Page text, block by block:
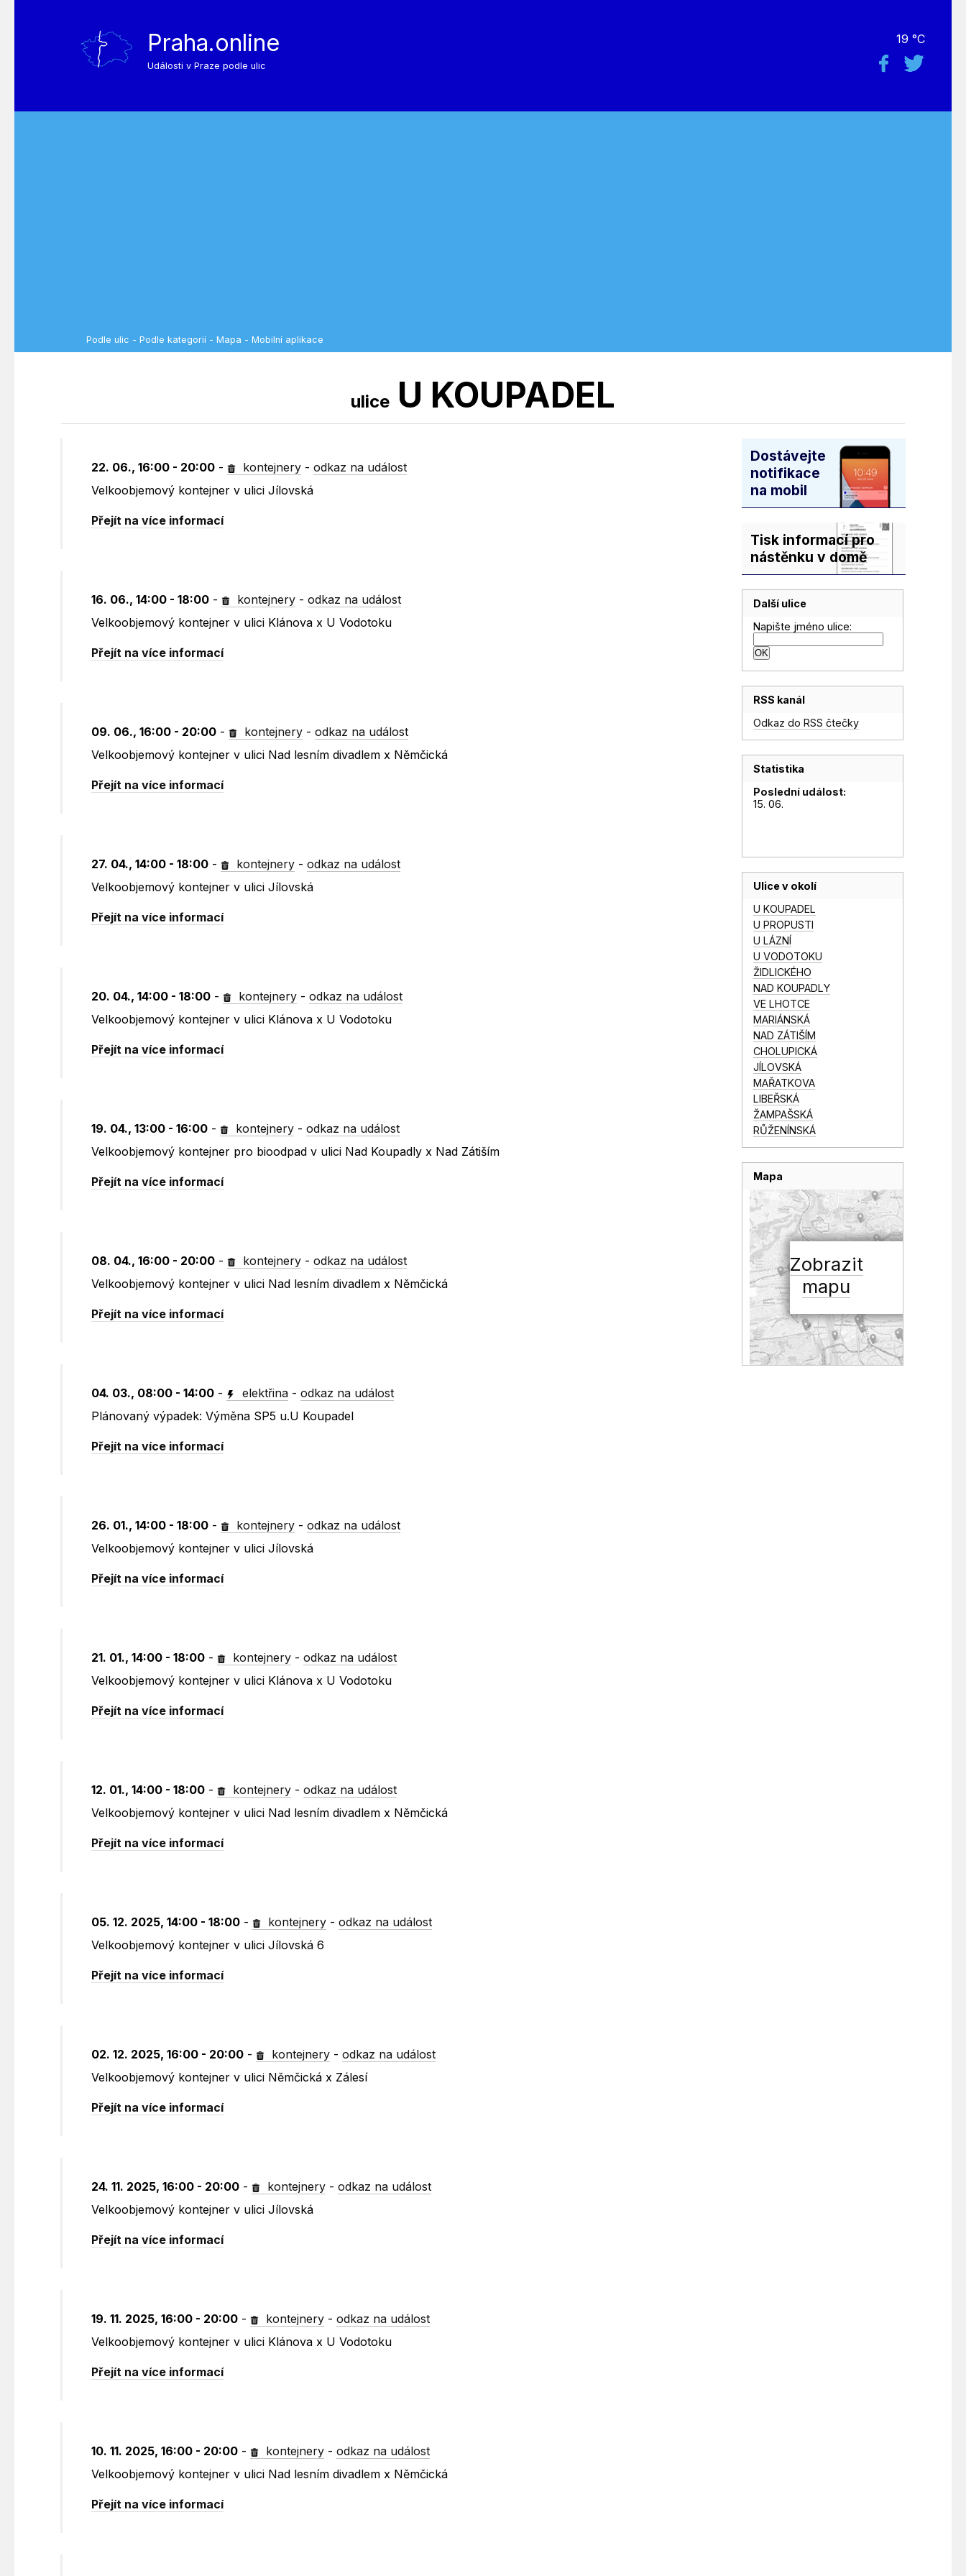
Praha.online
Události v Praze podle ulic
19 °C
Podle ulic - Podle kategorií - Mapa - Mobilní aplikace
ulice U KOUPADEL
22. 06., 16:00 - 20:00 - kontejnery -odkaz na událost
Velkoobjemový kontejner v ulici Jílovská
Přejít na více informací
16. 06., 14:00 - 18:00 - kontejnery -odkaz na událost
Velkoobjemový kontejner v ulici Klánova x U Vodotoku
Přejít na více informací
09. 06., 16:00 - 20:00 - kontejnery -odkaz na událost
Velkoobjemový kontejner v ulici Nad lesním divadlem x Němčická
Přejít na více informací
27. 04., 14:00 - 18:00 - kontejnery -odkaz na událost
Velkoobjemový kontejner v ulici Jílovská
Přejít na více informací
20. 04., 14:00 - 18:00 - kontejnery -odkaz na událost
Velkoobjemový kontejner v ulici Klánova x U Vodotoku
Přejít na více informací
19. 04., 13:00 - 16:00 - kontejnery -odkaz na událost
Velkoobjemový kontejner pro bioodpad v ulici Nad Koupadly x Nad Zátiším
Přejít na více informací
08. 04., 16:00 - 20:00 - kontejnery -odkaz na událost
Velkoobjemový kontejner v ulici Nad lesním divadlem x Němčická
Přejít na více informací
04. 03., 08:00 - 14:00 - elektřina -odkaz na událost
Plánovaný výpadek: Výměna SP5 u.U Koupadel
Přejít na více informací
26. 01., 14:00 - 18:00 - kontejnery -odkaz na událost
Velkoobjemový kontejner v ulici Jílovská
Přejít na více informací
21. 01., 14:00 - 18:00 - kontejnery -odkaz na událost
Velkoobjemový kontejner v ulici Klánova x U Vodotoku
Přejít na více informací
12. 01., 14:00 - 18:00 - kontejnery -odkaz na událost
Velkoobjemový kontejner v ulici Nad lesním divadlem x Němčická
Přejít na více informací
05. 12. 2025, 14:00 - 18:00 - kontejnery -odkaz na událost
Velkoobjemový kontejner v ulici Jílovská 6
Přejít na více informací
02. 12. 2025, 16:00 - 20:00 - kontejnery -odkaz na událost
Velkoobjemový kontejner v ulici Němčická x Zálesí
Přejít na více informací
24. 11. 2025, 16:00 - 20:00 - kontejnery -odkaz na událost
Velkoobjemový kontejner v ulici Jílovská
Přejít na více informací
19. 11. 2025, 16:00 - 20:00 - kontejnery -odkaz na událost
Velkoobjemový kontejner v ulici Klánova x U Vodotoku
Přejít na více informací
10. 11. 2025, 16:00 - 20:00 - kontejnery -odkaz na událost
Velkoobjemový kontejner v ulici Nad lesním divadlem x Němčická
Přejít na více informací
Dostávejte
notifikace
na mobil
Tisk informací pro
nástěnku v domě
Další ulice
Napište jméno ulice:
RSS kanál
Odkaz do RSS čtečky
Statistika
Poslední událost:
15. 06.
Ulice v okolí
U KOUPADEL
U PROPUSTI
U LÁZNÍ
U VODOTOKU
ŽIDLICKÉHO
NAD KOUPADLY
VE LHOTCE
MARIÁNSKÁ
NAD ZÁTIŠÍM
CHOLUPICKÁ
JÍLOVSKÁ
MAŘATKOVA
LIBEŘSKÁ
ŽAMPAŠSKÁ
RŮŽENÍNSKÁ
Mapa
Zobrazit
mapu